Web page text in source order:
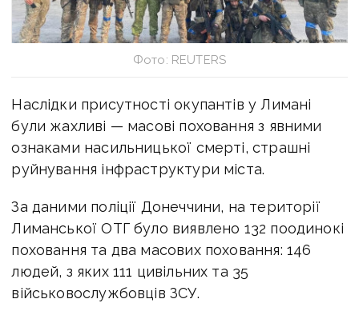
Фото: REUTERS
Наслідки присутності окупантів у Лимані
були жахливі — масові поховання з явними
ознаками насильницької смерті, страшні
руйнування інфраструктури міста.
За даними поліції Донеччини, на території
Лиманської ОТГ було виявлено 132 поодинокі
поховання та два масових поховання: 146
людей, з яких 111 цивільних та 35
військовослужбовців ЗСУ.